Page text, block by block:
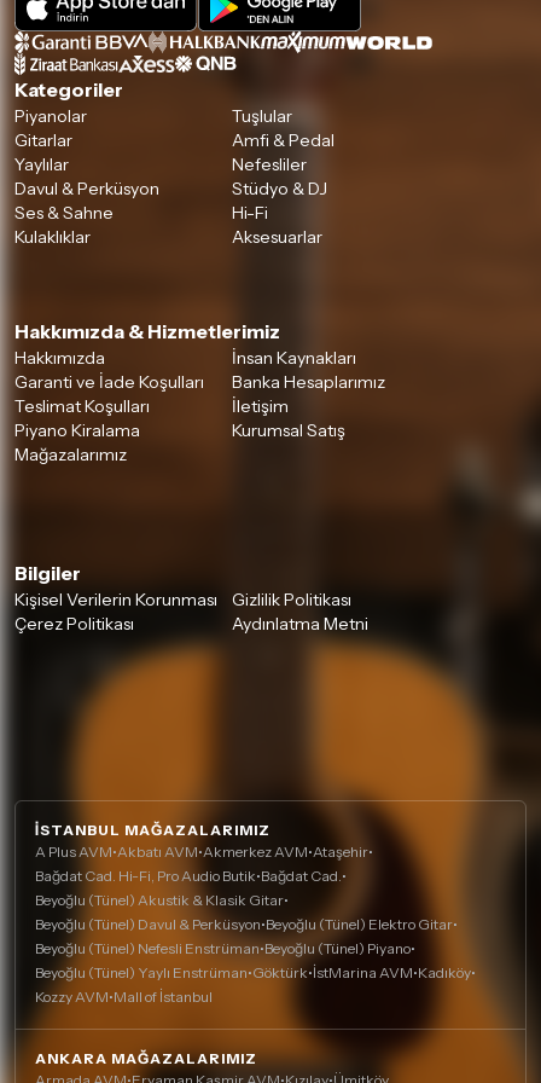
Kategoriler
Piyanolar
Tuşlular
Gitarlar
Amfi & Pedal
Yaylılar
Nefesliler
Davul & Perküsyon
Stüdyo & DJ
Ses & Sahne
Hi-Fi
Kulaklıklar
Aksesuarlar
Hakkımızda & Hizmetlerimiz
Hakkımızda
İnsan Kaynakları
Garanti ve İade Koşulları
Banka Hesaplarımız
Teslimat Koşulları
İletişim
Piyano Kiralama
Kurumsal Satış
Mağazalarımız
Bilgiler
Kişisel Verilerin Korunması
Gizlilik Politikası
Çerez Politikası
Aydınlatma Metni
İSTANBUL MAĞAZALARIMIZ
A Plus AVM•Akbatı AVM•Akmerkez AVM•Ataşehir•
Bağdat Cad. Hi-Fi, Pro Audio Butik•Bağdat Cad.•
Beyoğlu (Tünel) Akustik & Klasik Gitar•
Beyoğlu (Tünel) Davul & Perküsyon•Beyoğlu (Tünel) Elektro Gitar•
Beyoğlu (Tünel) Nefesli Enstrüman•Beyoğlu (Tünel) Piyano•
Beyoğlu (Tünel) Yaylı Enstrüman•Göktürk•İstMarina AVM•Kadıköy•
Kozzy AVM•Mall of İstanbul
ANKARA MAĞAZALARIMIZ